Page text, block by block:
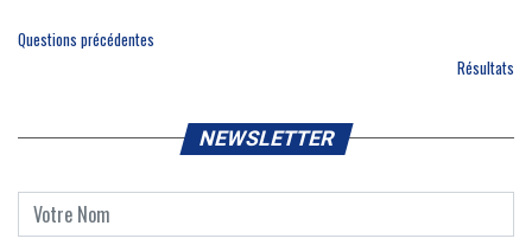
Questions précédentes
Résultats
NEWSLETTER